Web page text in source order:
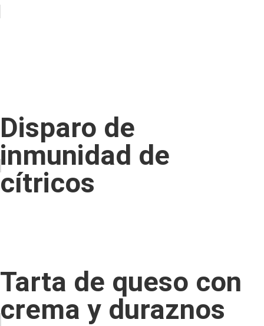
Disparo de
inmunidad de
cítricos
Tarta de queso con
crema y duraznos